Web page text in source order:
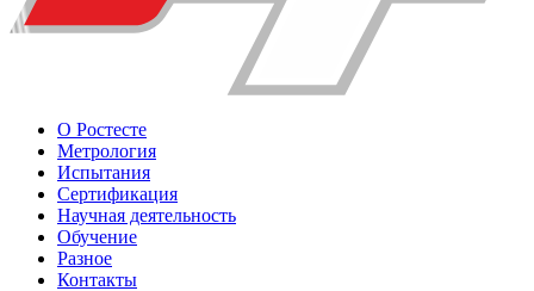
О Ростесте
Метрология
Испытания
Сертификация
Научная деятельность
Обучение
Разное
Контакты